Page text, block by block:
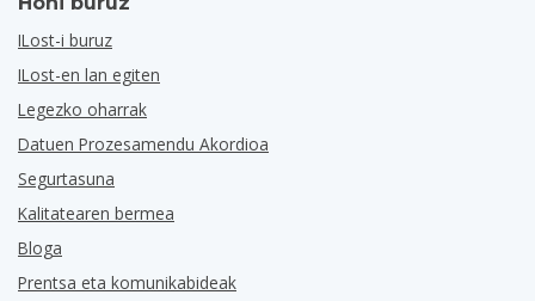
ILost-i buruz
ILost-en lan egiten
Legezko oharrak
Datuen Prozesamendu Akordioa
Segurtasuna
Kalitatearen bermea
Bloga
Prentsa eta komunikabideak